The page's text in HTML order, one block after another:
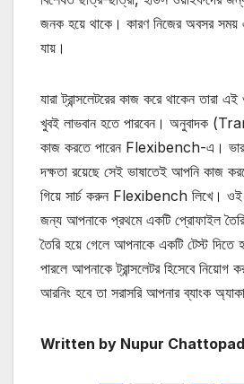
জনক হয়ে থাকে। কারণ নিজের অবসর সময়
যায়।
যারা ট্রান্সলেটরের কাজ করে থাকেন তারা
খুবই লাভবান হতে পারবেন। অনুবাদক
কাজ করতে পারেন Flexibench-এ।
দক্ষতা রয়েছে সেই ভাষাতেই আপনি কাজ
গিয়ে সার্চ করুন Flexibench লিখে। ওই
জন্য আপনাকে প্রথমে একটি প্রোফাইল
তৈরি হয়ে গেলে আপনাকে একটি টেস্ট দিতে
পারলে আপনাকে ট্রান্সলেটর হিসেবে নিয়োগ
আরনিং হবে তা সরাসরি আপনার ব্যাংক
Written by Nupur